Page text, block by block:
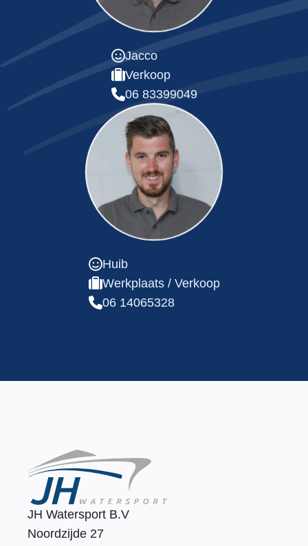
Jacco
Verkoop
06 83399049
Huib
Werkplaats / Verkoop
06 14065328
JH Watersport B.V
Noordzijde 27